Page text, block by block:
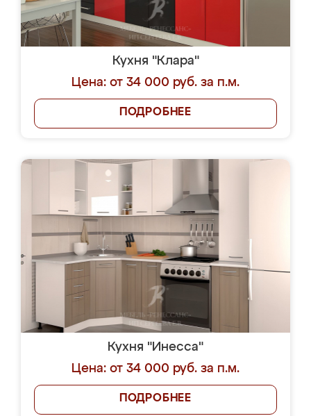
Кухня "Клара"
Цена: от 34 000 руб. за п.м.
ПОДРОБНЕЕ
Кухня "Инесса"
Цена: от 34 000 руб. за п.м.
ПОДРОБНЕЕ